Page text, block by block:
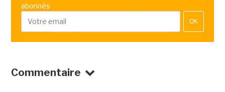
abonnés
OK
Commentaire